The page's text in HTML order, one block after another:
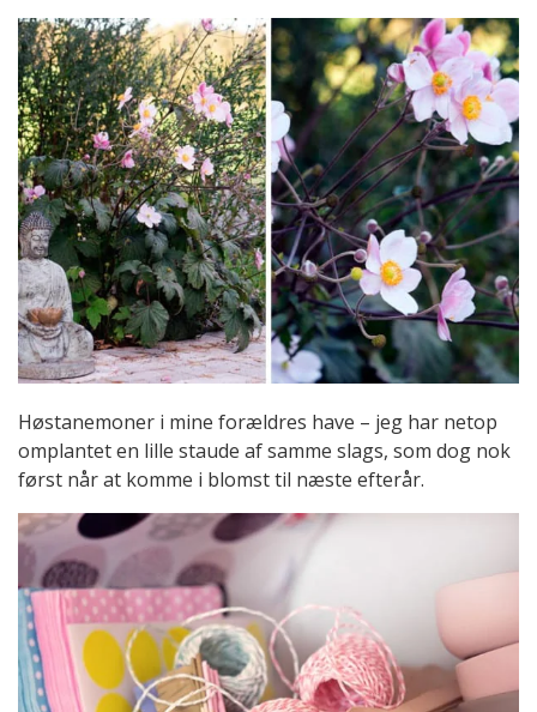
Høstanemoner i mine forældres have – jeg har netop
omplantet en lille staude af samme slags, som dog nok
først når at komme i blomst til næste efterår.